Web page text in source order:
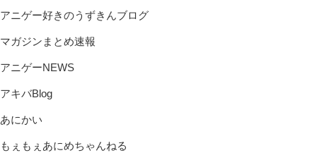
アニゲー好きのうずきんブログ
マガジンまとめ速報
アニゲーNEWS
アキバBlog
あにかい
もぇもぇあにめちゃんねる